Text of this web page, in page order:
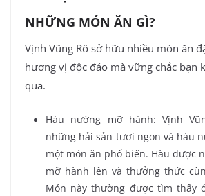
NHỮNG MÓN ĂN GÌ?
Vịnh Vũng Rô sở hữu nhiều món ăn
hương vị độc đáo mà vững chắc bạn
qua.
Hàu nướng mỡ hành: Vịnh
những hải sản tươi ngon và hàu
một món ăn phổ biến. Hàu được
mỡ hành lên và thưởng thức
Món này thường được tìm thấy